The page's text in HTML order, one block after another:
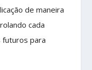
de maneira
cada
futuros para